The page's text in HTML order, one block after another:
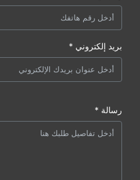
بريد إلكتروني *
رسالة *